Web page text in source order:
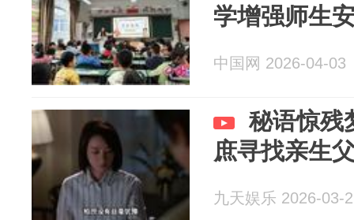
学增强师生
中国网 2026-04-03
秘语惊残
庶寻找亲生
九天娱乐 2026-03-